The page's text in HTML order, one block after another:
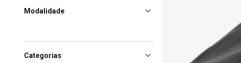
Modalidade
Categorias